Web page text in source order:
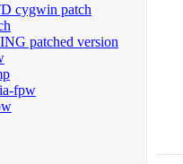
cygwin patch
patched version
fpw